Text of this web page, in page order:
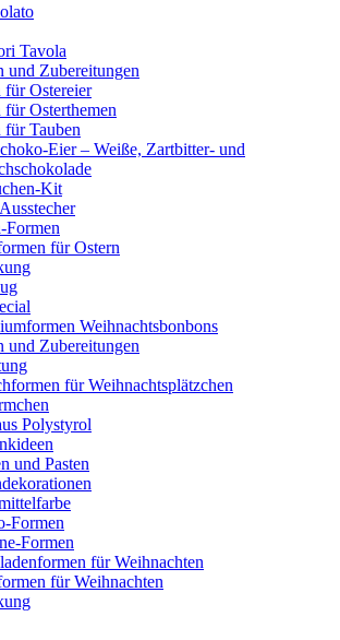
Tavola
und Zubereitungen
für Ostereier
für Osterthemen
für Tauben
Eier – Weiße, Zartbitter- und
Kit
Formen
für Ostern
Weihnachtsbonbons
und Zubereitungen
für Weihnachtsplätzchen
Polystyrol
und Pasten
Formen
Formen
für Weihnachten
für Weihnachten